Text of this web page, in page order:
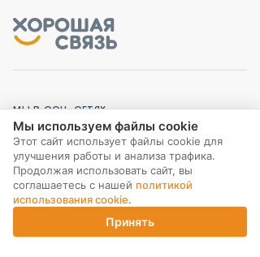
Корзина
МЫ В СОЦ. СЕТЯХ
ПОДПИСКА НА РАССЫЛКУ
Мы используем файлы cookie
Этот сайт использует файлы cookie для
улучшения работы и анализа трафика.
Продолжая использовать сайт, вы
соглашаетесь с нашей политикой
использования cookie.
Принять